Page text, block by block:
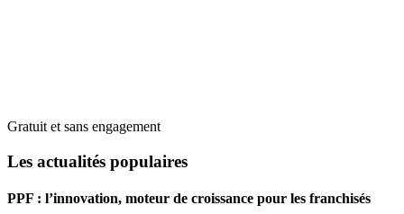
Gratuit et sans engagement
Les actualités populaires
PPF : l’innovation, moteur de croissance pour les franchisés